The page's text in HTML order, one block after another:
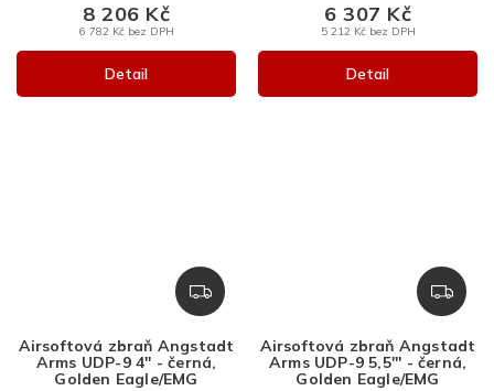
6 782 Kč bez DPH
8 206 Kč
Detail
5 212 Kč bez DPH
6 307 Kč
Detail
Z
D
R
Airsoftová zbraň Angstadt
Arms UDP-9 4'' - černá,
Golden Eagle/EMG
Z
D
R
Airsoftová zbraň Angstadt
Arms UDP-9 5,5''' - černá,
Golden Eagle/EMG